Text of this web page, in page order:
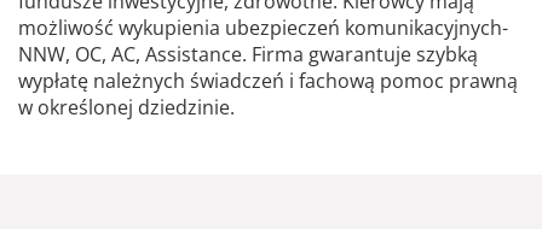
możliwość wykupienia ubezpieczeń komunikacyjnych-
NNW, OC, AC, Assistance. Firma gwarantuje szybką
wypłatę należnych świadczeń i fachową pomoc prawną
w określonej dziedzinie.